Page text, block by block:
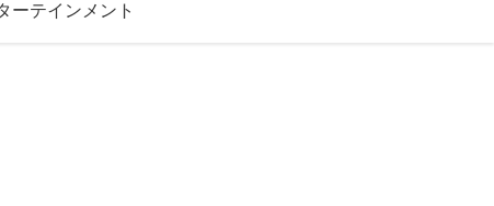
ーテインメント